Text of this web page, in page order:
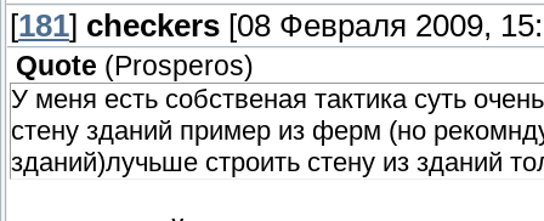
[181] checkers [08 Февраля 2009,
Quote ( Prosperos)
У меня есть собственая тактика суть
стену зданий пример из ферм (но
зданий)лучьше строить стену из зданий